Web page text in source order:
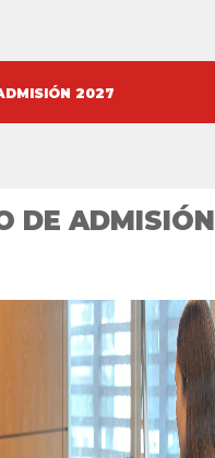
2027
DE ADMISIÓN